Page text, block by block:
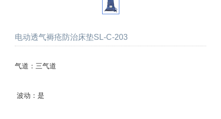
电动透气褥疮防治床垫SL-C-203
气道：三气道
波动：是